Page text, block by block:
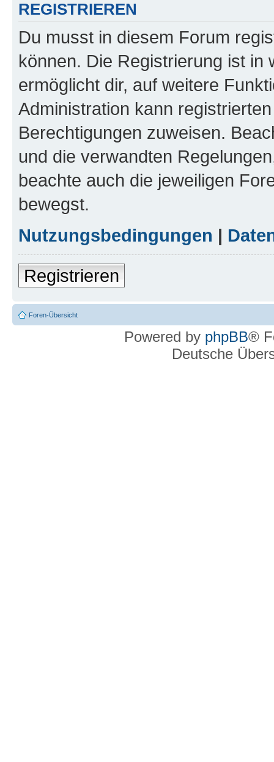
REGISTRIEREN
Du musst in diesem Forum
können. Die Registrierung ist in
ermöglicht dir, auf weitere
Administration kann
Berechtigungen zuweisen.
und die verwandten
beachte auch die jeweiligen
bewegst.
Nutzungsbedingungen |
Registrieren
Foren-Übersicht
Powered by phpBB®
Deutsche